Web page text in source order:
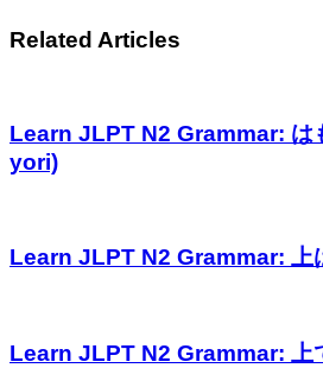
Related Articles
Learn JLPT N2 Grammar: は
yori)
Learn JLPT N2 Grammar: 上
Learn JLPT N2 Grammar: 上